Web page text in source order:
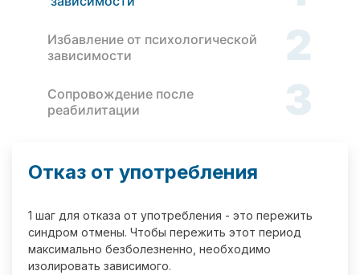
Избавление от психологической
зависимости
2
Сопровождение после
реабилитации
3
Отказ от употребления
1 шаг для отказа от употребления - это пережить
синдром отмены. Чтобы пережить этот период
максимально безболезненно, необходимо
изолировать зависимого.